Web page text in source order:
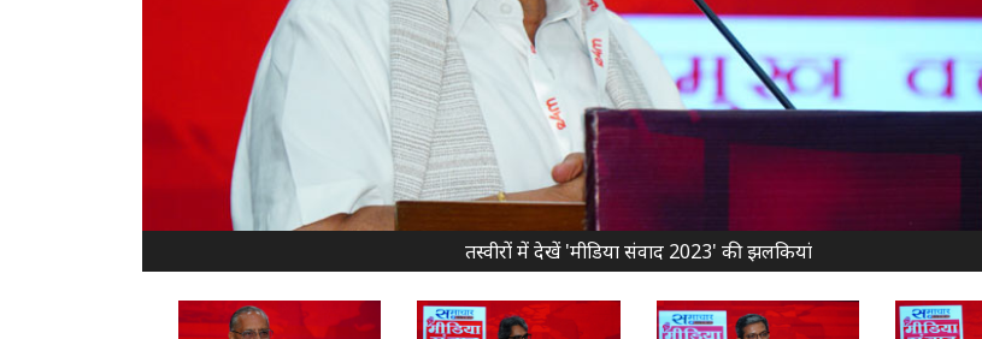
तस्वीरों में देखें 'मीडिया संवाद 2023' की झलकियां